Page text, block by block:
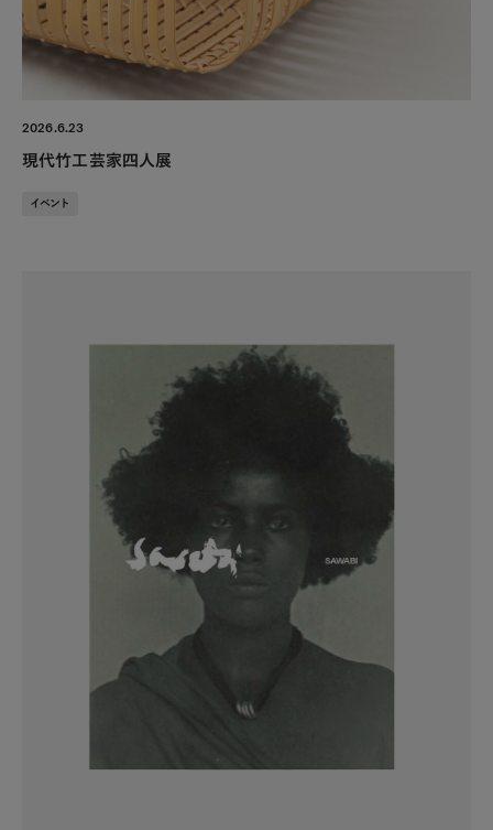
2026.6.23
現代竹工芸家四人展
イベント